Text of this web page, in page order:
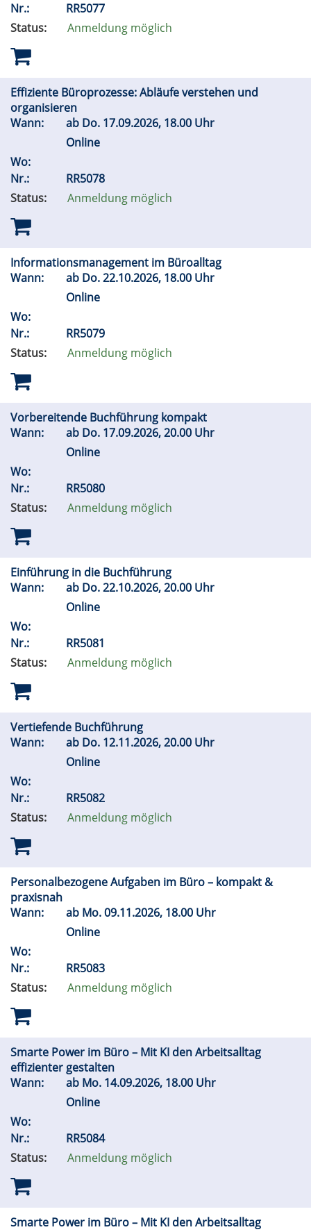
Nr.:
RR5077
Status:
Anmeldung möglich
Effiziente Büroprozesse: Abläufe verstehen und
organisieren
Wann:
ab Do. 17.09.2026, 18.00 Uhr
Online
Wo:
Nr.:
RR5078
Status:
Anmeldung möglich
Informationsmanagement im Büroalltag
Wann:
ab Do.22.10.2026, 18.00 Uhr
Online
Wo:
Nr.:
RR5079
Status:
Anmeldung möglich
Vorbereitende Buchführung kompakt
Wann:
ab Do. 17.09.2026, 20.00 Uhr
Online
Wo:
Nr.:
RR5080
Status:
Anmeldung möglich
Einführung in die Buchführung
Wann:
ab Do.22.10.2026, 20.00 Uhr
Online
Wo:
Nr.:
RR5081
Status:
Anmeldung möglich
Vertiefende Buchführung
Wann:
ab Do. 12.11.2026, 20.00 Uhr
Online
Wo:
Nr.:
RR5082
Status:
Anmeldung möglich
Personalbezogene Aufgaben im Büro – kompakt &
praxisnah
Wann:
ab Mo.09.11.2026, 18.00 Uhr
Online
Wo:
Nr.:
RR5083
Status:
Anmeldung möglich
Smarte Power im Büro – Mit KI den Arbeitsalltag
effizienter gestalten
Wann:
ab Mo. 14.09.2026, 18.00 Uhr
Online
Wo:
Nr.:
RR5084
Status:
Anmeldung möglich
Smarte Power im Büro – Mit KI den Arbeitsalltag